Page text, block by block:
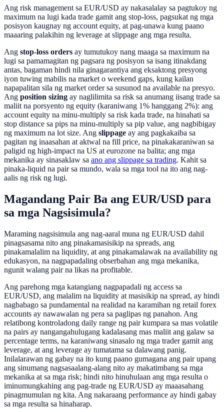
Ang risk management sa EUR/USD ay nakasalalay sa pagtukoy ng
maximum na lugi kada trade gamit ang stop-loss, pagsukat ng mga
posisyon kaugnay ng account equity, at pag-unawa kung paano
maaaring palakihin ng leverage at slippage ang mga resulta.
Ang stop-loss orders ay tumutukoy nang maaga sa maximum na
lugi sa pamamagitan ng pagsara ng posisyon sa isang itinakdang
antas, bagaman hindi nila ginagarantiya ang eksaktong presyong
iyon tuwing mabilis na market o weekend gaps, kung kailan
napapalitan sila ng market order sa susunod na available na presyo.
Ang position sizing ay naglilimita sa risk sa anumang iisang trade sa
maliit na porsyento ng equity (karaniwang 1% hanggang 2%): ang
account equity na minu-multiply sa risk kada trade, na hinahati sa
stop distance sa pips na minu-multiply sa pip value, ang nagbibigay
ng maximum na lot size. Ang slippage ay ang pagkakaiba sa
pagitan ng inaasahan at aktwal na fill price, na pinakakaraniwan sa
paligid ng high-impact na US at eurozone na balita; ang mga
mekanika ay sinasaklaw sa ano ang slippage sa trading. Kahit sa
pinaka-liquid na pair sa mundo, wala sa mga tool na ito ang nag-
aalis ng risk ng lugi.
Magandang Pair Ba ang EUR/USD para
sa mga Nagsisimula?
Maraming nagsisimula ang nag-aaral muna ng EUR/USD dahil
pinagsasama nito ang pinakamasisikip na spreads, ang
pinakamalalim na liquidity, at ang pinakamalawak na availability ng
edukasyon, na nagpapadaling obserbahan ang mga mekanika,
ngunit walang pair na likas na profitable.
Ang parehong mga katangiang nagpapadali ng access sa
EUR/USD, ang malalim na liquidity at masisikip na spread, ay hindi
nagbabago sa pundamental na realidad na karamihan ng retail forex
accounts ay nawawalan ng pera sa paglipas ng panahon. Ang
relatibong kontroladong daily range ng pair kumpara sa mas volatile
na pairs ay nangangahulugang kadalasang mas maliit ang galaw sa
percentage terms, na karaniwang sinasalo ng mga trader gamit ang
leverage, at ang leverage ay tumatama sa dalawang panig.
Inilalarawan ng gabay na ito kung paano gumagana ang pair upang
ang sinumang nagsasaalang-alang nito ay makatimbang sa mga
mekanika at sa mga risk; hindi nito hinuhulaan ang mga resulta o
iminumungkahing ang pag-trade ng EUR/USD ay maaasahang
pinagmumulan ng kita. Ang nakaraang performance ay hindi gabay
sa mga resulta sa hinaharap.